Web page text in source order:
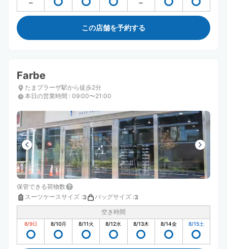
この店舗を予約する
Farbe
たまプラーザ駅から徒歩2分
本日の営業時間 : 09:00〜21:00
保管できる荷物数
スーツケースサイズ :3 バッグサイズ :3
空き時間
8/9日 8/10月 8/11火 8/12水 8/13木 8/14金 8/15土